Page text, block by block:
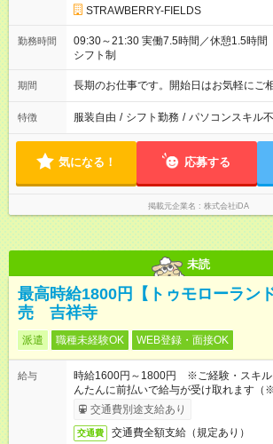
STRAWBERRY-FIELDS
勤務時間
09:30～21:30 実働7.5時間／休憩1.5時間 営業時間に合わせた
シフト制
期間 長期のお仕事です。開始日はお気軽にご
特徴 服装自由 / シフト勤務 / パソコンスキル
気になる！ 応募する
掲載元企業名 株式会社iDA
未読
最高時給1800円【トゥモローラン
売 吉祥寺
派遣 職種未経験OK WEB登録・面接OK
給与
時給1600円～1800円 ※ご経験・スキル
んたんに前払いで給与が受け取れます（
交通費別途支給あり
交通費 交通費全額支給（規定あり）